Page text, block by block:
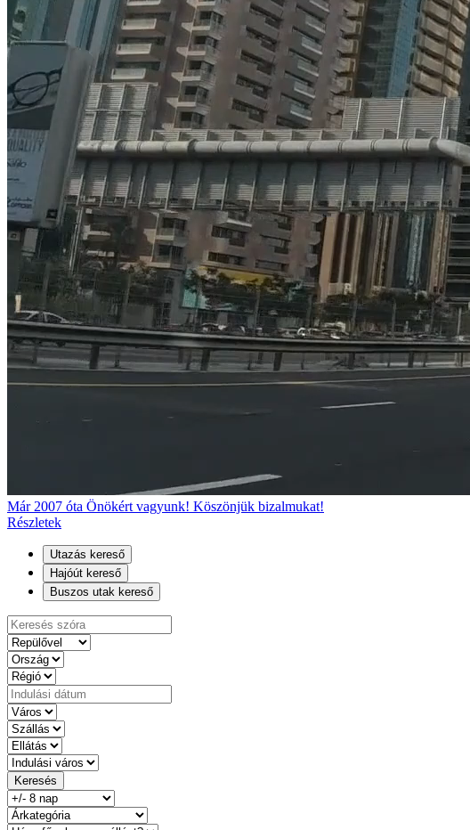
Már 2007 óta Önökért vagyunk! Köszönjük bizalmukat!
Részletek
Utazás kereső
Hajóút kereső
Buszos utak kereső
Keresés